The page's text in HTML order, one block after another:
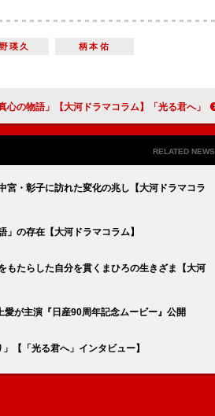
瑛久
柄本佑
「光る君へ」第三十六回「待ち望まれた日」まひろの言葉から実感した「真心の物語」【大河ドラマコラム】
RELATED NEWS
宮・彰子に訪れた変化の兆し【大河ドラマコラ
」の存在【大河ドラマコラム】
もたらした自分を貫くまひろの生きざま【大河
が主演『日産90周年記念ムービー』公開
【「光る君へ」インタビュー】